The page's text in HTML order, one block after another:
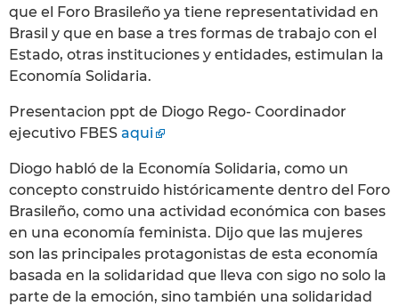
que el Foro Brasileño ya tiene representatividad en
Brasil y que en base a tres formas de trabajo con el
Estado, otras instituciones y entidades, estimulan la
Economía Solidaria.
Presentacion ppt de Diogo Rego- Coordinador
ejecutivo FBES aqui
Diogo habló de la Economía Solidaria, como un
concepto construido históricamente dentro del Foro
Brasileño, como una actividad económica con bases
en una economía feminista. Dijo que las mujeres
son las principales protagonistas de esta economía
basada en la solidaridad que lleva con sigo no solo la
parte de la emoción, sino también una solidaridad